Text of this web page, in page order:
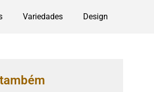
Variedades Design